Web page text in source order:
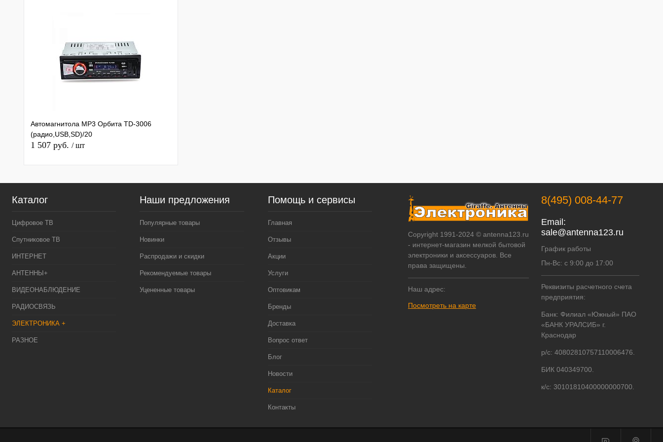
Автомагнитола MP3 Орбита TD-3006
(радио,USB,SD)/20
1 507 руб. / шт
Каталог
Цифровое ТВ
Спутниковое ТВ
ИНТЕРНЕТ
АНТЕННЫ+
ВИДЕОНАБЛЮДЕНИЕ
РАДИОСВЯЗЬ
ЭЛЕКТРОНИКА +
РАЗНОЕ
Наши предложения
Популярные товары
Новинки
Распродажи и скидки
Рекомендуемые товары
Уцененные товары
Помощь и сервисы
Главная
Отзывы
Акции
Услуги
Оптовикам
Бренды
Доставка
Вопрос ответ
Блог
Новости
Каталог
Контакты
Copyright 1991-2024 © antenna123.ru
- интернет-магазин мелкой бытовой
электроники и аксессуаров. Все
права защищены.
Наш адрес:
Посмотреть на карте
8(495) 008-44-77
Email:
sale@antenna123.ru
График работы
Пн-Вс: с 9:00 до 17:00
Реквизиты расчетного счета
предприятия:
Банк: Филиал «Южный» ПАО
«БАНК УРАЛСИБ» г.
Краснодар
р/с: 40802810757110006476.
БИК 040349700.
к/с: 30101810400000000700.